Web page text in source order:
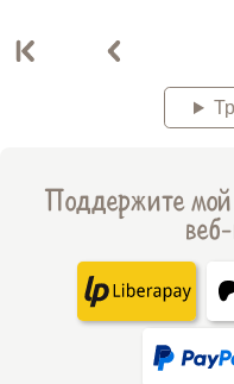
Поддержите